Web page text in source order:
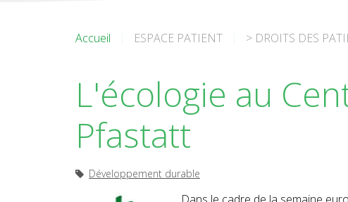
Accueil ESPACE PATIENT > DROITS DES
L'écologie au
Pfastatt
Développement durable